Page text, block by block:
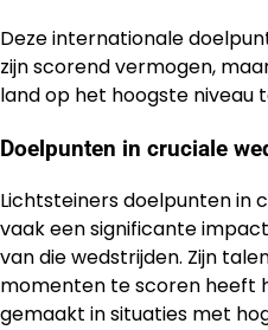
Deze internationale
zijn scorend vermogen,
land op het hoogste niveau
Doelpunten in cruciale
Lichtsteiners doelpunten in
vaak een significante
van die wedstrijden. Zijn
momenten te scoren heeft
gemaakt in situaties met